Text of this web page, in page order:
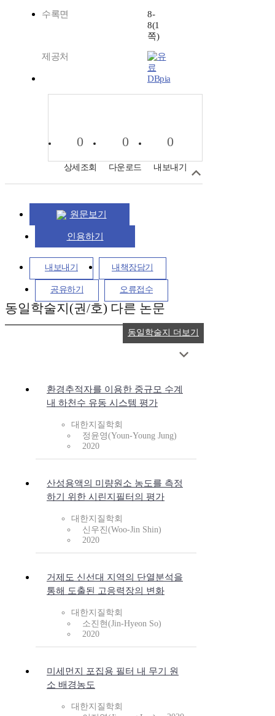
수록면
8-
8(1
쪽)
제공처
DBpia
0
상세조회
0
다운로드
0
내보내기
원문보기
인용하기
내보내기 내책장담기
공유하기 오류접수
동일학술지(권/호) 다른 논문
환경추적자를 이용한 중규모 수계
내 하천수 유동 시스템 평가
대한지질학회
정윤영(Youn-Young Jung)
2020
산성용액의 미량원소 농도를 측정
하기 위한 시린지필터의 평가
대한지질학회
신우진(Woo-Jin Shin)
2020
거제도 신선대 지역의 단열분석을
통해 도출된 고응력장의 변화
대한지질학회
소진현(Jin-Hyeon So)
2020
미세먼지 포집용 필터 내 무기 원
소 배경농도
대한지질학회
동일학술지 더보기